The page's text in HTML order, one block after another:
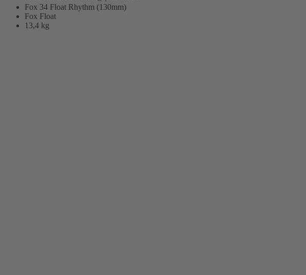
Fox 34 Float Rhythm (130mm)
Fox Float
13,4 kg